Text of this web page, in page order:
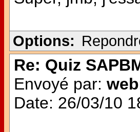
Options:
Re: Quiz
Envoyé par:
Date: 26/03/10